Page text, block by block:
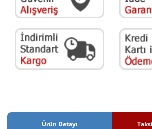
Ürün Detayı